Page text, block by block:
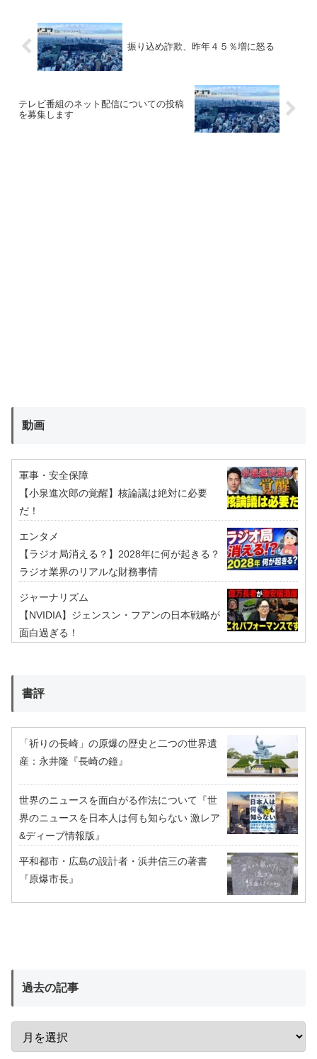
振り込め詐欺、昨年４５％増に怒る
テレビ番組のネット配信についての投稿
を募集します
動画
軍事・安全保障
【小泉進次郎の覚醒】核論議は絶対に必要
だ！
エンタメ
【ラジオ局消える？】2028年に何が起きる？
ラジオ業界のリアルな財務事情
ジャーナリズム
【NVIDIA】ジェンスン・フアンの日本戦略が
面白過ぎる！
書評
「祈りの長崎」の原爆の歴史と二つの世界遺
産：永井隆『長崎の鐘』
世界のニュースを面白がる作法について『世
界のニュースを日本人は何も知らない 激レア
&ディープ情報版』
平和都市・広島の設計者・浜井信三の著書
『原爆市長』
過去の記事